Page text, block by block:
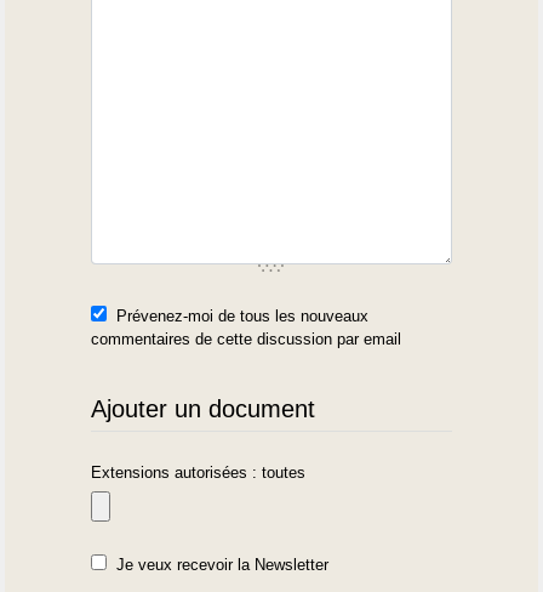
Prévenez-moi de tous les nouveaux
commentaires de cette discussion par email
Ajouter un document
Extensions autorisées : toutes
Je veux recevoir la Newsletter